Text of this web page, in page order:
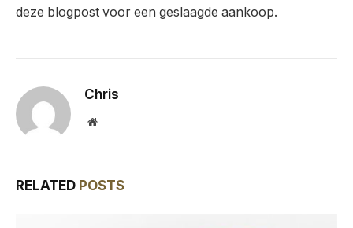
deze blogpost voor een geslaagde aankoop.
Chris
Website
RELATED POSTS